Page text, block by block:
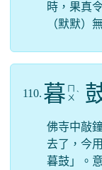
時，果真
（默默）
110. 暮 ㄨ ˋ
佛寺中敲
去了，今
暮鼓」。